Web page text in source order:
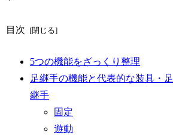
目次
5つの機能をざっくり整理
足継手の機能と代表的な装具・足
継手
固定
遊動